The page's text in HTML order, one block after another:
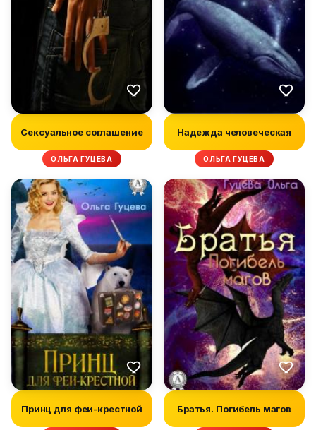
Сексуальное соглашение
ОЛЬГА ГУЦЕВА
Надежда человеческая
ОЛЬГА ГУЦЕВА
Принц для феи-крестной Братья. Погибель магов